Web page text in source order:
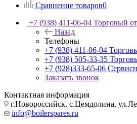
Сравнение товаров0
+7 (938) 411-06-04 Торговый
Назад
Телефоны
+7 (938) 411-06-04
+7 (938) 505-33-35
+7 (928)333-65-06
Заказать звонок
Контактная информация
г.Новороссийск, с.Цемдолина,
info@boilerspares.ru